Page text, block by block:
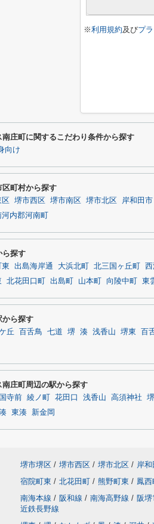
※利用規約及びプ
庄町に関するこだわり条件から探す
向け
町村から探す
堺市西区 堺市南区 堺市北区 岸和田市
内郡河南町
ら探す
東 出島海岸通 大浜北町 北三国ヶ丘町 西
北花田口町 出島町 山本町 向陵中町 東
から探す
丘 百舌鳥 七道 堺 湊 浅香山 堺東 百
庄町周辺の駅から探す
寺前 綾ノ町 花田口 浅香山 高須神社
東湊 新金岡
堺市堺区 / 堺市西区 / 堺市北区 / 岸
宿院町東 / 北花田町 / 熊野町東 / 鳳西
南海本線 / 阪和線 / 南海高野線 / 阪
近鉄長野線